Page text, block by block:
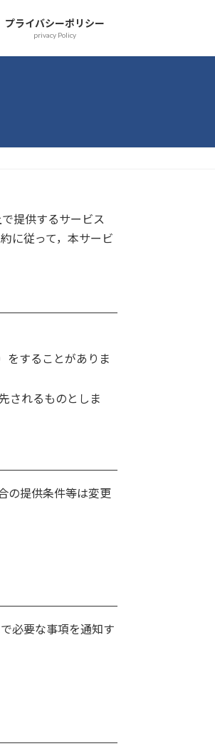
プライバシーポリシー
privacy Policy
提供するサービス
に従って，本サービ
をすることがありま
されるものとしま
の提供条件等は変更
必要な事項を通知す